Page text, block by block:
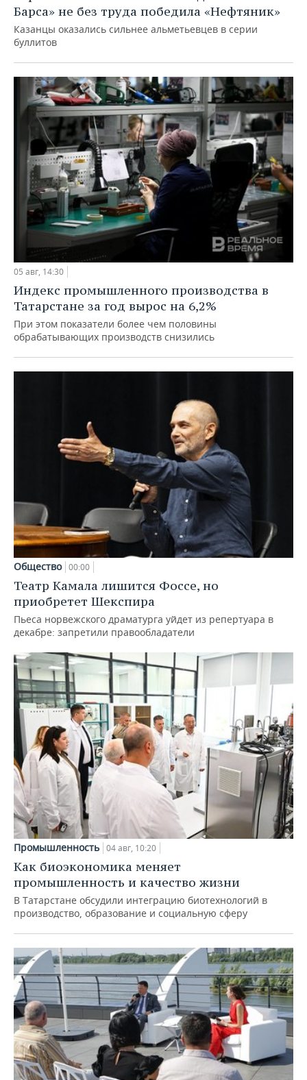
Барса» не без труда победила «Нефтяник»
Казанцы оказались сильнее альметьевцев в серии
буллитов
05 авг, 14:30
Индекс промышленного производства в
Татарстане за год вырос на 6,2%
При этом показатели более чем половины
обрабатывающих производств снизились
Общество 00:00
Театр Камала лишится Фоссе, но
приобретет Шекспира
Пьеса норвежского драматурга уйдет из репертуара в
декабре: запретили правообладатели
Промышленность 04 авг, 10:20
Как биоэкономика меняет
промышленность и качество жизни
В Татарстане обсудили интеграцию биотехнологий в
производство, образование и социальную сферу